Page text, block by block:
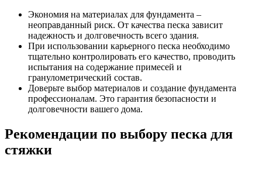
Экономия на материалах для фундамента –
неоправданный риск. От качества песка зависит
надежность и долговечность всего здания.
При использовании карьерного песка необходимо
тщательно контролировать его качество, проводить
испытания на содержание примесей и
гранулометрический состав.
Доверьте выбор материалов и создание фундамента
профессионалам. Это гарантия безопасности и
долговечности вашего дома.
Рекомендации по выбору песка для
стяжки